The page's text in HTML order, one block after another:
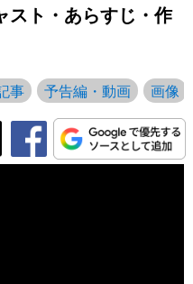
スト・あらすじ・作
事 予告編・動画 画像